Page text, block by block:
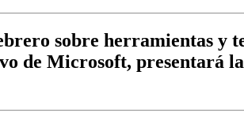
sobre herramientas y
de Microsoft, presentará